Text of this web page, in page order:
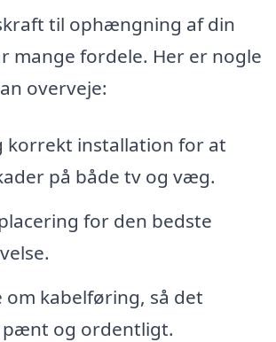
til ophængning af din
mange fordele. Her er nogle
overveje:
korrekt installation for at
på både tv og væg.
for den bedste
om kabelføring, så det
og ordentligt.